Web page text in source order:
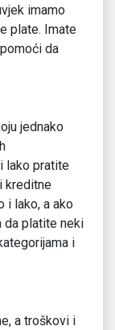
imamo
plate. Imate
da
jednako
lako pratite
kreditne
i lako, a ako
da platite neki
i
a troškovi i